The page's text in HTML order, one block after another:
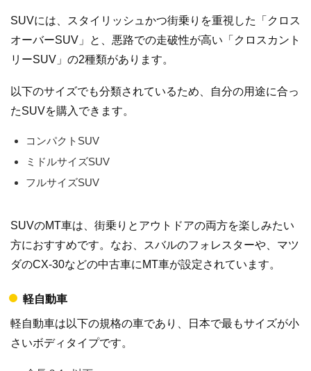
SUVには、スタイリッシュかつ街乗りを重視した「クロス
オーバーSUV」と、悪路での走破性が高い「クロスカント
リーSUV」の2種類があります。
以下のサイズでも分類されているため、自分の用途に合っ
たSUVを購入できます。
コンパクトSUV
ミドルサイズSUV
フルサイズSUV
SUVのMT車は、街乗りとアウトドアの両方を楽しみたい
方におすすめです。なお、スバルのフォレスターや、マツ
ダのCX-30などの中古車にMT車が設定されています。
軽自動車
軽自動車は以下の規格の車であり、日本で最もサイズが小
さいボディタイプです。